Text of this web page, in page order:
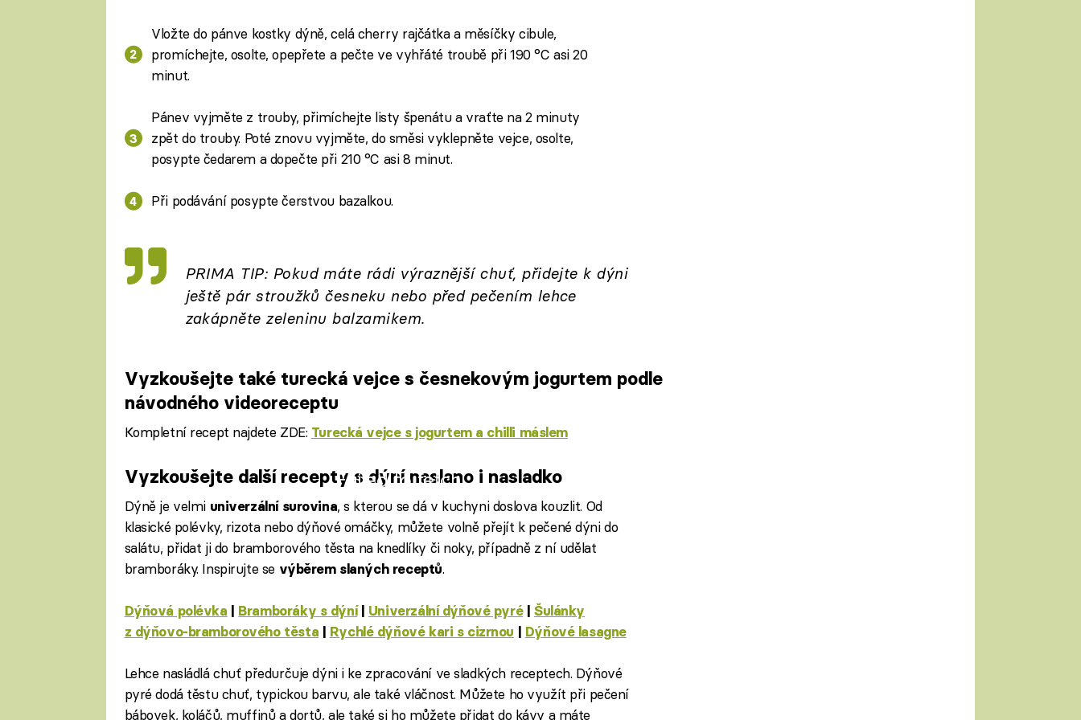
Vložte do pánve kostky dýně, celá cherry rajčátka a měsíčky cibule,
promíchejte, osolte, opepřete a pečte ve vyhřáté troubě při 190 °C asi 20
minut.
Pánev vyjměte z trouby, přimíchejte listy špenátu a vraťte na 2 minuty
zpět do trouby. Poté znovu vyjměte, do směsi vyklepněte vejce, osolte,
posypte čedarem a dopečte při 210 °C asi 8 minut.
Při podávání posypte čerstvou bazalkou.
PRIMA TIP: Pokud máte rádi výraznější chuť, přidejte k dýni
ještě pár stroužků česneku nebo před pečením lehce
zakápněte zeleninu balzamikem.
Vyzkoušejte také turecká vejce s česnekovým jogurtem podle
návodného videoreceptu
Kompletní recept najdete ZDE: Turecká vejce s jogurtem a chilli máslem
Failed to fetch
Vyzkoušejte další recepty s dýní naslano i nasladko
Dýně je velmi univerzální surovina, s kterou se dá v kuchyni doslova kouzlit. Od
klasické polévky, rizota nebo dýňové omáčky, můžete volně přejít k pečené dýni do
salátu, přidat ji do bramborového těsta na knedlíky či noky, případně z ní udělat
bramboráky. Inspirujte se výběrem slaných receptů.
Dýňová polévka Bramboráky s dýní| Univerzální dýňové pyré| Šulánky
z dýňovo-bramborového těsta
Rychlé dýňové kari s cizrnou Dýňové lasagne
Lehce nasládlá chuť předurčuje dýni i ke zpracování ve sladkých receptech. Dýňové
pyré dodá těstu chuť, typickou barvu, ale také vláčnost. Můžete ho využít při pečení
bábovek, koláčů, muffinů a dortů, ale také si ho můžete přidat do kávy a máte